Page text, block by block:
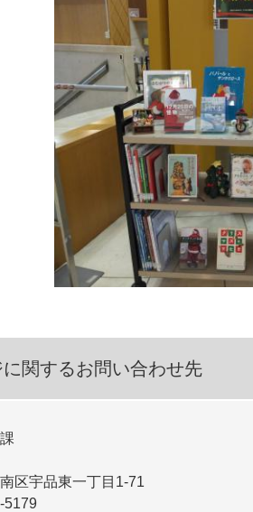
関するお問い合わせ先
区宇品東一丁目1-71
5179